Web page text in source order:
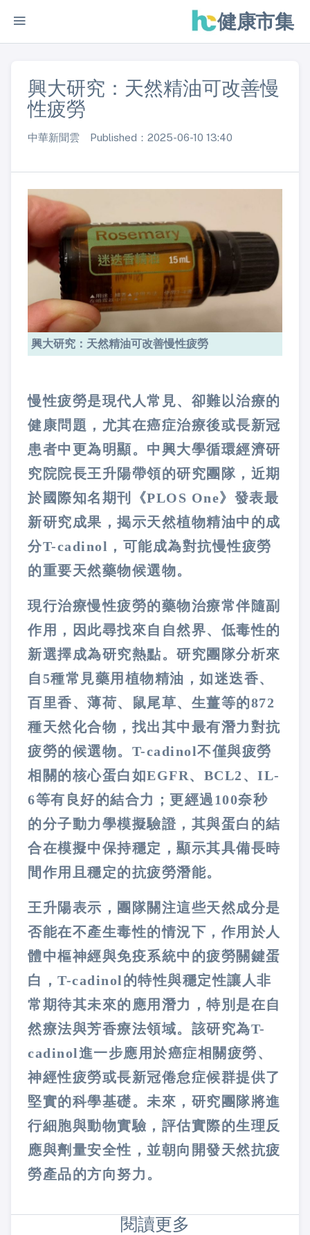
健康市集
興大研究：天然精油可改善慢
性疲勞
中華新聞雲 Published：2025-06-10 13:40
興大研究：天然精油可改善慢性疲勞
慢性疲勞是現代人常見、卻難以治療的
健康問題，尤其在癌症治療後或長新冠
患者中更為明顯。中興大學循環經濟研
究院院長王升陽帶領的研究團隊，近期
於國際知名期刊《PLOS One》發表最
新研究成果，揭示天然植物精油中的成
分T-cadinol，可能成為對抗慢性疲勞
的重要天然藥物候選物。
現行治療慢性疲勞的藥物治療常伴隨副
作用，因此尋找來自自然界、低毒性的
新選擇成為研究熱點。研究團隊分析來
自5種常見藥用植物精油，如迷迭香、
百里香、薄荷、鼠尾草、生薑等的872
種天然化合物，找出其中最有潛力對抗
疲勞的候選物。T-cadinol不僅與疲勞
相關的核心蛋白如EGFR、BCL2、IL-
6等有良好的結合力；更經過100奈秒
的分子動力學模擬驗證，其與蛋白的結
合在模擬中保持穩定，顯示其具備長時
間作用且穩定的抗疲勞潛能。
王升陽表示，團隊關注這些天然成分是
否能在不產生毒性的情況下，作用於人
體中樞神經與免疫系統中的疲勞關鍵蛋
白，T-cadinol的特性與穩定性讓人非
常期待其未來的應用潛力，特別是在自
然療法與芳香療法領域。該研究為T-
cadinol進一步應用於癌症相關疲勞、
神經性疲勞或長新冠倦怠症候群提供了
堅實的科學基礎。未來，研究團隊將進
行細胞與動物實驗，評估實際的生理反
應與劑量安全性，並朝向開發天然抗疲
勞產品的方向努力。
閱讀更多